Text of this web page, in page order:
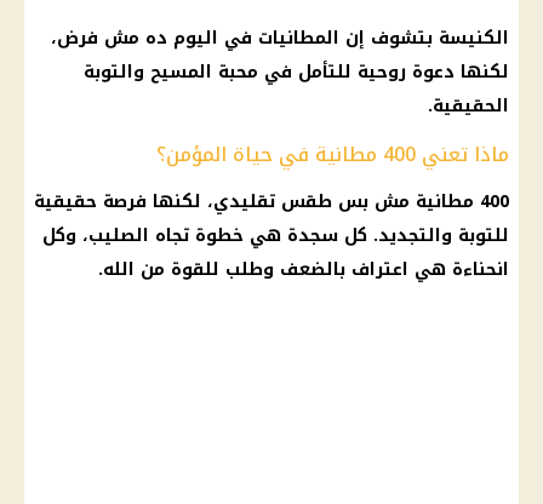
الكنيسة بتشوف إن المطانيات في اليوم ده مش فرض،
لكنها دعوة روحية للتأمل في محبة المسيح والتوبة
الحقيقية.
ماذا تعني 400 مطانية في حياة المؤمن؟
400 مطانية مش بس طقس تقليدي، لكنها فرصة حقيقية
للتوبة والتجديد. كل سجدة هي خطوة تجاه الصليب، وكل
انحناءة هي اعتراف بالضعف وطلب للقوة من الله.